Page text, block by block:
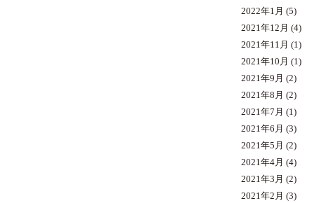
2022年1月 (5)
2021年12月 (4)
2021年11月 (1)
2021年10月 (1)
2021年9月 (2)
2021年8月 (2)
2021年7月 (1)
2021年6月 (3)
2021年5月 (2)
2021年4月 (4)
2021年3月 (2)
2021年2月 (3)